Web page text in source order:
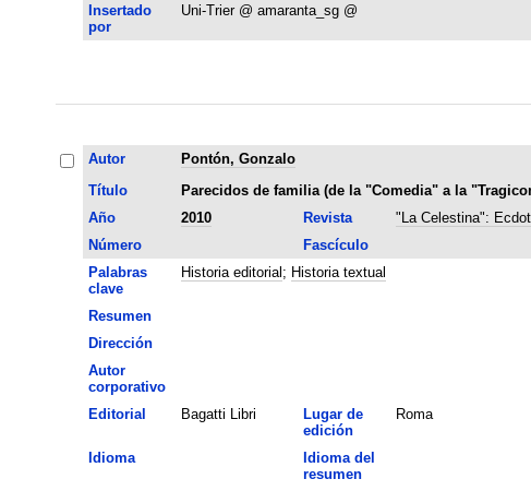
Insertado
por
Uni-Trier @ amaranta_sg @
Autor
Pontón, Gonzalo
Título
Parecidos de familia (de la "Comedia" a la
Año
2010 Revista "La Celestina":
Número
Fascículo
Palabras
clave
Historia editorial ; Historia textual
Resumen
Dirección
Autor
corporativo
Editorial Bagatti Libri
Lugar de
edición
Roma
Idioma
Idioma del
resumen